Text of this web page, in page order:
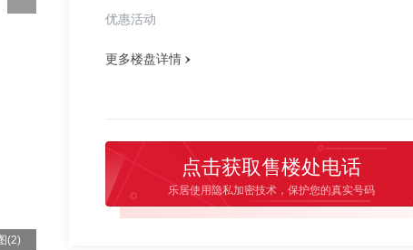
(2)
优惠活动
更多楼盘详情
点击获取售楼处电话
乐居使用隐私加密技术，保护您的真实号码